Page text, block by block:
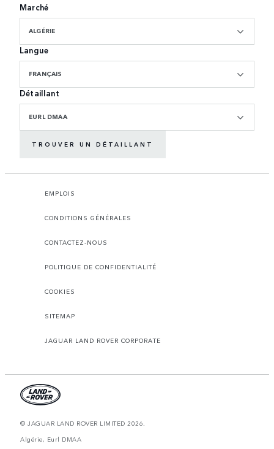
Marché
ALGÉRIE
Langue
FRANÇAIS
Détaillant
EURL DMAA
TROUVER UN DÉTAILLANT
EMPLOIS
CONDITIONS GÉNÉRALES
CONTACTEZ-NOUS
POLITIQUE DE CONFIDENTIALITÉ
COOKIES
SITEMAP
JAGUAR LAND ROVER CORPORATE
© JAGUAR LAND ROVER LIMITED 2026.
Algérie, Eurl DMAA